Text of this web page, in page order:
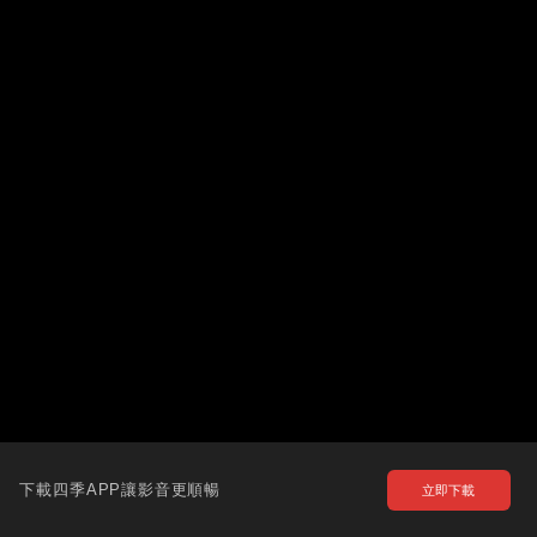
下載四季APP讓影音更順暢 立即下載